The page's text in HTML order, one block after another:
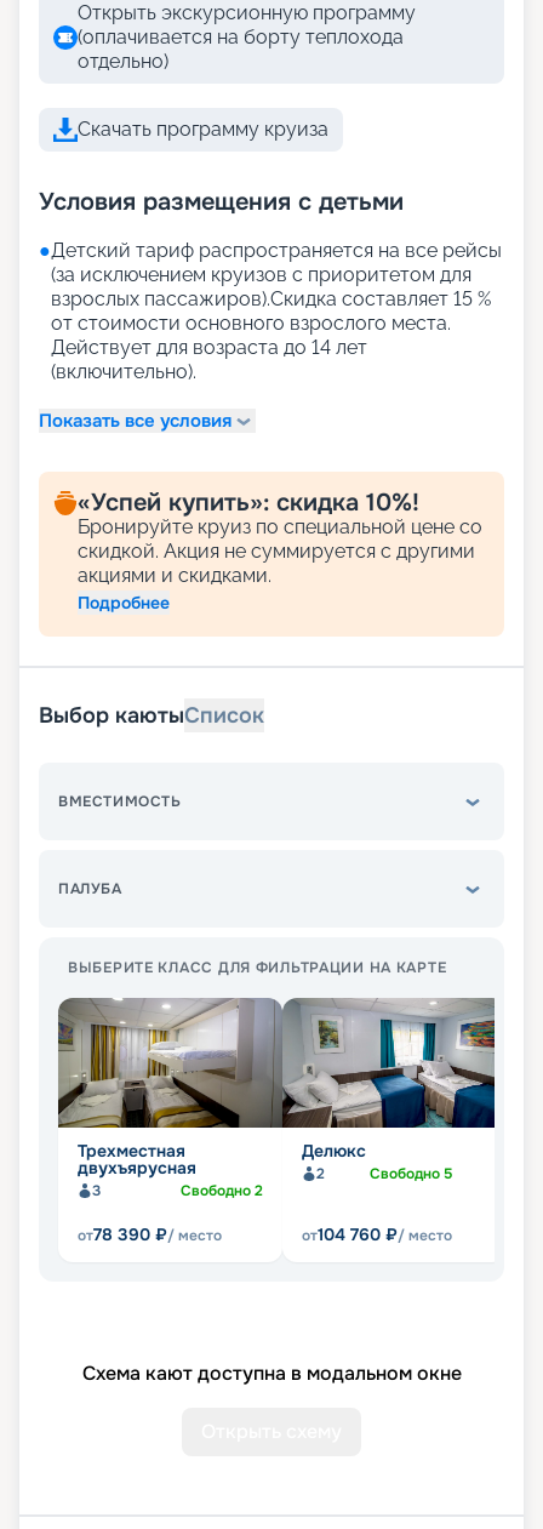
Открыть экскурсионную программу
(оплачивается на борту теплохода
отдельно)
Скачать программу круиза
Условия размещения с детьми
●Детский тариф распространяется на все рейсы
(за исключением круизов с приоритетом для
взрослых пассажиров).Скидка составляет 15 %
от стоимости основного взрослого места.
Действует для возраста до 14 лет
(включительно).
Показать все условия
«Успей купить»: скидка 10%!
Бронируйте круиз по специальной цене со
скидкой. Акция не суммируется с другими
акциями и скидками.
Подробнее
Выбор каютыСписок
ВМЕСТИМОСТЬ
ПАЛУБА
ВЫБЕРИТЕ КЛАСС ДЛЯ ФИЛЬТРАЦИИ НА КАРТЕ
Трехместная
двухъярусная
3 Свободно2
от78 390 ₽/ место
Делюкс
2 Свободно5
от104 760 ₽/ место
Схема кают доступна в модальном окне